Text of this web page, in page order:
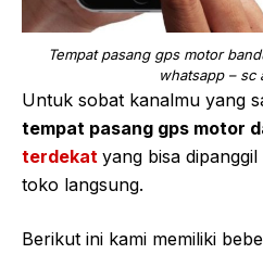
Tempat pasang gps motor
whatsapp – sc
Untuk sobat kanalmu yang
tempat pasang gps motor
terdekat yang bisa
toko langsung.
Berikut ini kami memiliki